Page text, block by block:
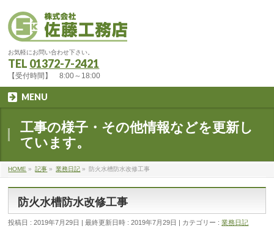
お気軽にお問い合わせ下さい。
TEL 01372-7-2421
【受付時間】 8:00～18:00
MENU
工事の様子・その他情報などを更新し
ています。
HOME » 記事 » 業務日記 » 防火水槽防水改修工事
防火水槽防水改修工事
投稿日 : 2019年7月29日 最終更新日時 : 2019年7月29日 カテゴリー :業務日記